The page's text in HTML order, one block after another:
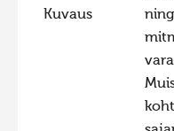
Liikkuvat kuvat 2020
Hiite kuvavõistlus
Hiite kuvavõistlus
Kuvaus